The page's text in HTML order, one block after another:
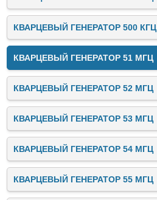
КВАРЦЕВЫЙ ГЕНЕРАТОР 500 КГЦ
КВАРЦЕВЫЙ ГЕНЕРАТОР 51 МГЦ
КВАРЦЕВЫЙ ГЕНЕРАТОР 52 МГЦ
КВАРЦЕВЫЙ ГЕНЕРАТОР 53 МГЦ
КВАРЦЕВЫЙ ГЕНЕРАТОР 54 МГЦ
КВАРЦЕВЫЙ ГЕНЕРАТОР 55 МГЦ